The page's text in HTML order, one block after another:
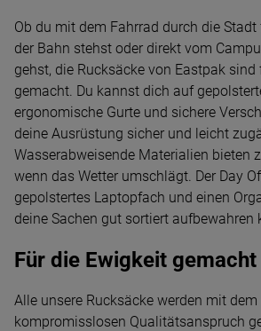
Ob du mit dem Fahrrad durch die
der Bahn stehst oder direkt vom
gehst, die Rucksäcke von Eastpak sind
gemacht. Du kannst dich auf
ergonomische Gurte und sichere
deine Ausrüstung sicher und leicht
Wasserabweisende Materialien bieten
wenn das Wetter umschlägt. Der Day
gepolstertes Laptopfach und einen
deine Sachen gut sortiert aufbewahren
Für die Ewigkeit gemacht
Alle unsere Rucksäcke werden mit dem
kompromisslosen Qualitätsanspruch